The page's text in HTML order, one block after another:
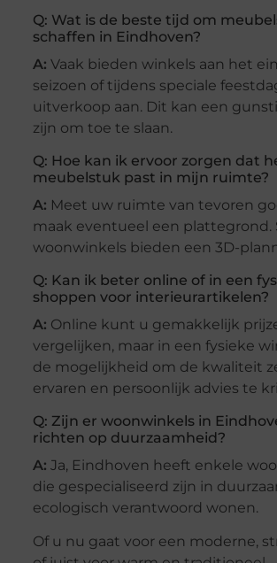
Q: Wat is de beste tijd om
schaffen in Eindhoven?
A: Vaak bieden winkels aan het
seizoen of tijdens speciale
uitverkoop aan. Dit kan een
zijn om toe te slaan.
Q: Hoe kan ik ervoor zorgen dat
meubelstuk past in mijn ruimte?
A: Meet uw ruimte van tevoren
maak eventueel een plattegrond.
woonwinkels bieden een 3D-
Q: Kan ik beter online of in een
shoppen voor interieurartikelen?
A: Online kunt u gemakkelijk
vergelijken, maar in een fysieke
de mogelijkheid om de kwaliteit
ervaren en persoonlijk advies te
Q: Zijn er woonwinkels in
richten op duurzaamheid?
A: Ja, Eindhoven heeft enkele
die gespecialiseerd zijn in
ecologisch verantwoord wonen.
Of u nu gaat voor een moderne,